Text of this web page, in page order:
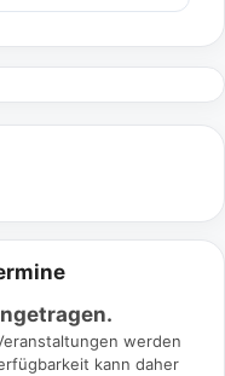
werden
kann daher